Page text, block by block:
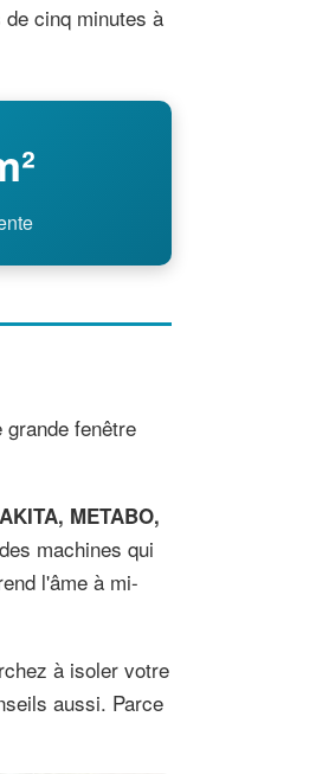
cinq minutes à
fenêtre
METABO,
machines qui
l'âme à mi-
à isoler votre
aussi. Parce